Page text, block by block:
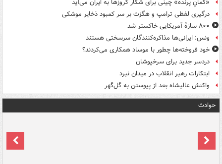
«کمانِ پرنده» چینی برای شکار کروزها به ایران می‌آید
درگیری لفظی ترامپ و هگزث بر سر کمبود ذخایر موشکی
۸۰۰ سازۀ آمریکایی خاکستر شد
ونس: ایرانی‌ها مذاکره‌کنندگان سرسختی هستند
خود فروخته‌ها چطور با موساد همکاری می‌کردند؟
دردسر جدید برای سرخپوشان
ابتکارات رهبر انقلاب در میدان نبرد
واکنش عالیشاه بعد از پیوستن به گل‌گهر
حوادث